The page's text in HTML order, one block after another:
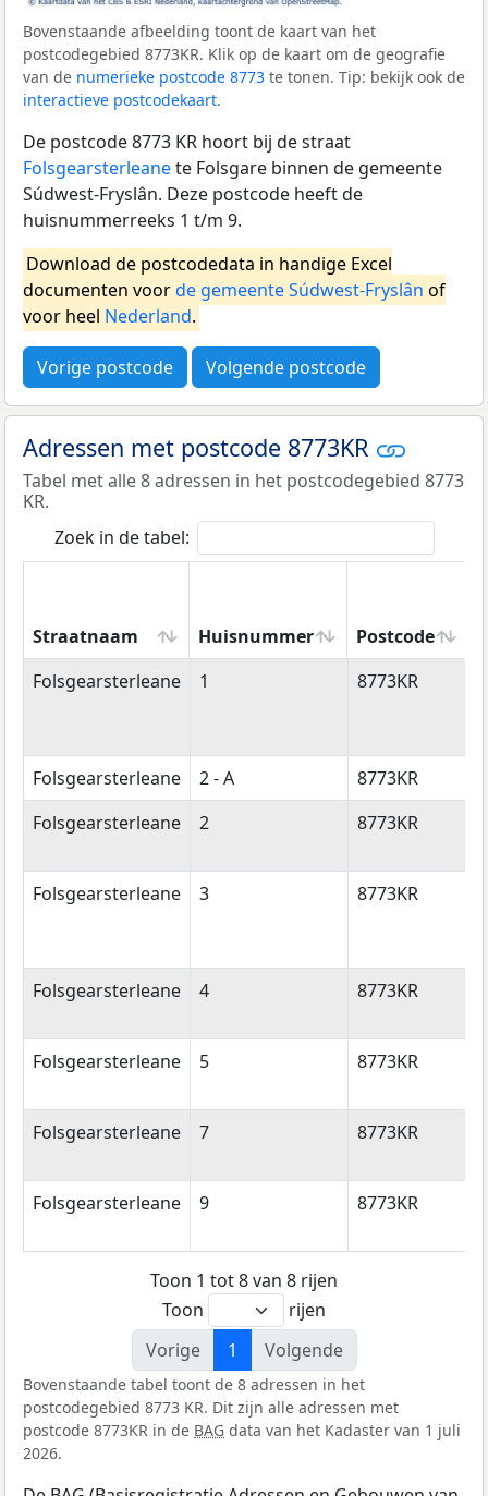
Bovenstaande afbeelding toont de kaart van het
postcodegebied 8773KR. Klik op de kaart om de geografie
van de numerieke postcode 8773 te tonen. Tip: bekijk ook de
interactieve postcodekaart.
De postcode 8773 KR hoort bij de straat
Folsgearsterleanete Folsgare binnen de gemeente
Súdwest-Fryslân. Deze postcode heeft de
huisnummerreeks 1 t/m 9.
Download de postcodedata in handige Excel
documenten voorde gemeente Súdwest-Fryslân of
voor heel Nederland.
Vorige postcode Volgende postcode
Adressen met postcode 8773KR
Tabel met alle 8 adressen in het postcodegebied 8773
KR.
Zoek in de tabel:
Straatnaam Huisnummer Postcode
Straatnaam
Huisnummer Postcode
Folsgearsterleane 1 8773KR
Folsgearsterleane 2 - A 8773KR
Folsgearsterleane
2 8773KR
Folsgearsterleane 3 8773KR
Folsgearsterleane 4 8773KR
Folsgearsterleane 5 8773KR
Folsgearsterleane 7 8773KR
Folsgearsterleane 9 8773KR
Toon 1 tot 8 van 8 rijen
Toon
rijen
Vorige
1 Volgende
Bovenstaande tabel toont de 8 adressen in het
postcodegebied 8773 KR. Dit zijn alle adressen met
postcode 8773KR in de BAG data van het Kadaster van 1 juli
2026.